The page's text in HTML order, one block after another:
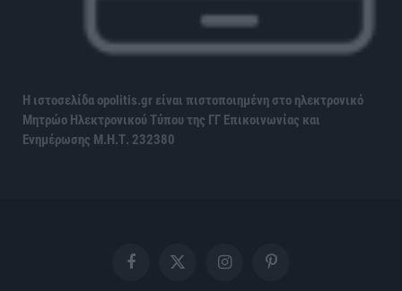
Η ιστοσελίδα opolitis.gr είναι πιστοποιημένη στο ηλεκτρονικό
Μητρώο Ηλεκτρονικού Τύπου της ΓΓ Επικοινωνίας και
Ενημέρωσης Μ.Η.Τ. 232380
FacebookX
InstagramPinterest